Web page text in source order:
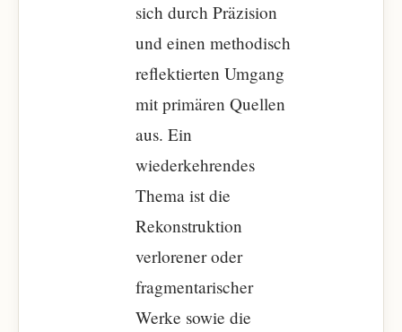
sich durch Präzision
und einen methodisch
reflektierten Umgang
mit primären Quellen
aus. Ein
wiederkehrendes
Thema ist die
Rekonstruktion
verlorener oder
fragmentarischer
Werke sowie die